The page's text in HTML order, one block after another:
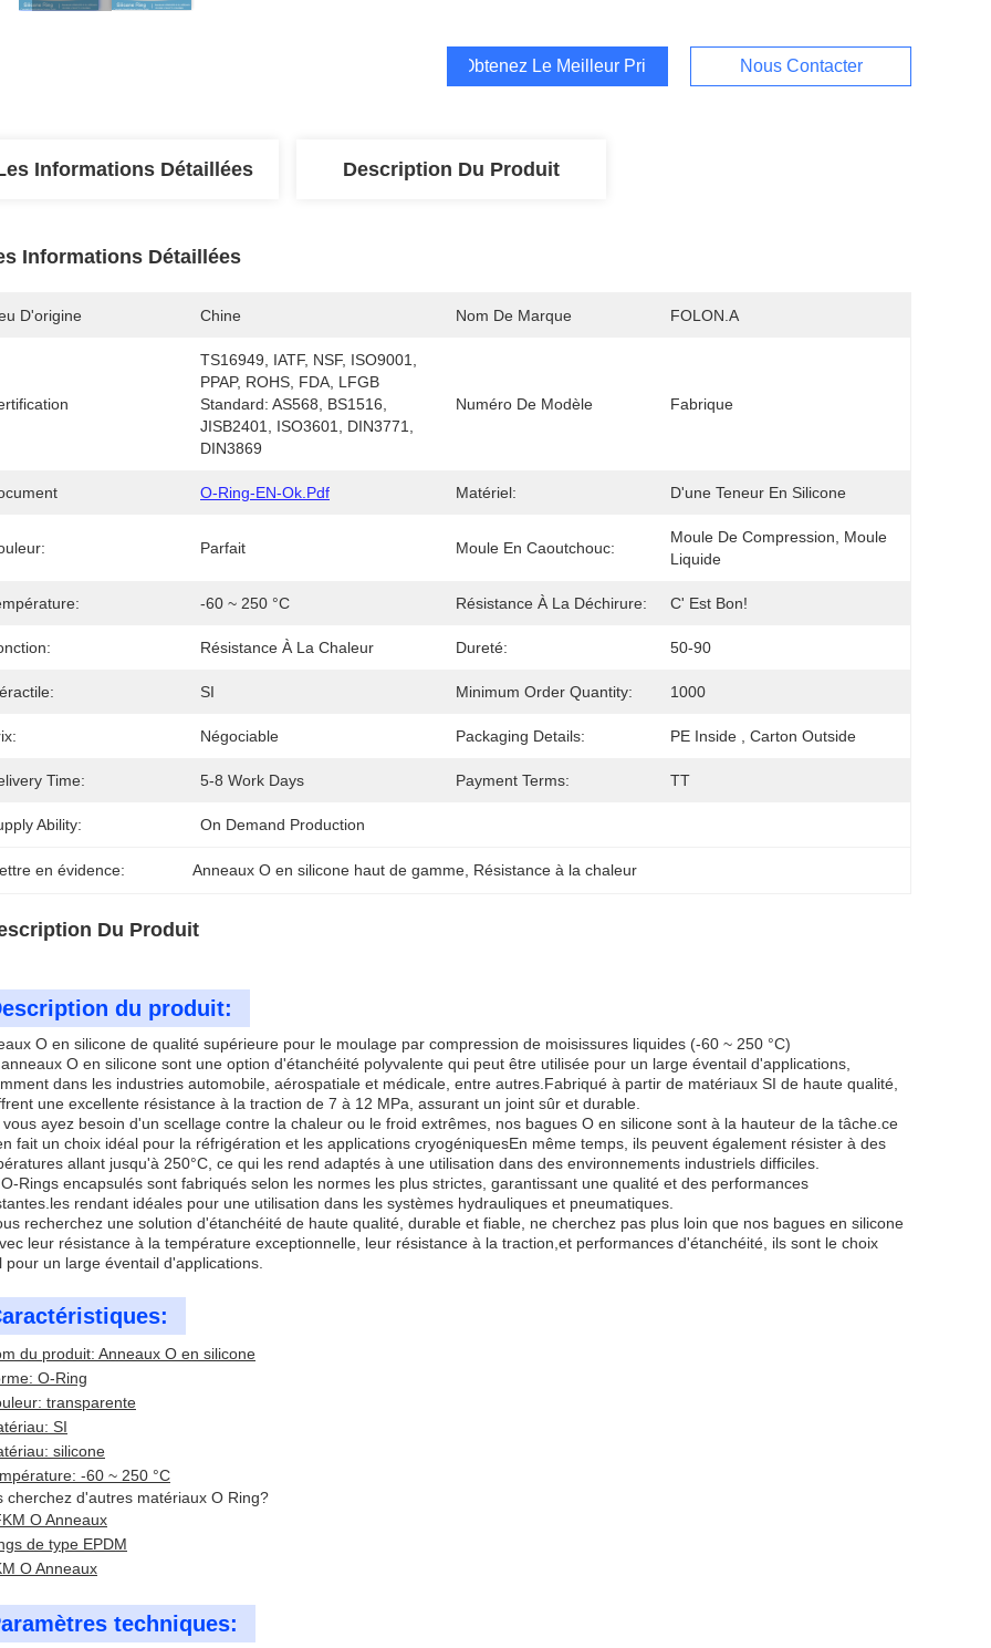
Obtenez Le Meilleur Prix Nous Contacter
Informations Détaillées Description Du Produit
Informations Détaillées
D'origine Chine Nom De Marque FOLON.A
TS16949, IATF, NSF, ISO9001,
PPAP, ROHS, FDA, LFGB
Standard: AS568, BS1516,
JISB2401, ISO3601, DIN3771,
DIN3869
Numéro De Modèle Fabrique
O-Ring-EN-Ok.pdf Matériel: D'une Teneur En Silicone
Parfait Moule En Caoutchouc:
Moule De Compression, Moule
Liquide
-60 ~ 250 °C Résistance À La Déchirure: C' Est Bon!
Résistance À La Chaleur Dureté: 50-90
SI Minimum Order Quantity: 1000
Négociable Packaging Details: PE Inside , Carton Outside
Time: 5-8 Work Days Payment Terms: TT
Ability: On Demand Production
en évidence: Anneaux O en silicone haut de gamme Résistance à la chaleur
Du Produit
du produit:
O en silicone de qualité supérieure pour le moulage par compression de moisissures liquides (-60 ~ 250 °C)
O en silicone sont une option d'étanchéité polyvalente qui peut être utilisée pour un large éventail d'applications,
dans les industries automobile, aérospatiale et médicale, entre autres.Fabriqué à partir de matériaux SI de haute qualité,
une excellente résistance à la traction de 7 à 12 MPa, assurant un joint sûr et durable.
vous ayez besoin d'un scellage contre la chaleur ou le froid extrêmes, nos bagues O en silicone sont à la hauteur de la tâche.ce
fait un choix idéal pour la réfrigération et les applications cryogéniquesEn même temps, ils peuvent également résister à des
allant jusqu'à 250°C, ce qui les rend adaptés à une utilisation dans des environnements industriels difficiles.
Rings encapsulés sont fabriqués selon les normes les plus strictes, garantissant une qualité et des performances
rendant idéales pour une utilisation dans les systèmes hydrauliques et pneumatiques.
recherchez une solution d'étanchéité de haute qualité, durable et fiable, ne cherchez pas plus loin que nos bagues en silicone
leur résistance à la température exceptionnelle, leur résistance à la traction,et performances d'étanchéité, ils sont le choix
pour un large éventail d'applications.
du produit: Anneaux O en silicone
O-Ring
transparente
SI
silicone
-60 ~ 250 °C
cherchez d'autres matériaux O Ring?
O Anneaux
de type EPDM
O Anneaux
techniques: